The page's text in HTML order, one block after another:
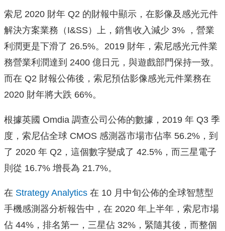
索尼 2020 財年 Q2 的財報中顯示，在影像及感光元件
解決方案業務（I&SS）上，銷售收入減少 3% ，營業
利潤更是下滑了 26.5%。2019 財年，索尼感光元件業
務營業利潤達到 2400 億日元，與遊戲部門保持一致。
而在 Q2 財報公佈後，索尼預估影像感光元件業務在
2020 財年將大跌 66%。
根據英國 Omdia 調查公司公佈的數據，2019 年 Q3 季
度，索尼佔全球 CMOS 感測器市場市佔率 56.2%，到
了 2020 年 Q2，這個數字變成了 42.5%，而三星電子
則從 16.7% 增長為 21.7%。
在 Strategy Analytics 在 10 月中旬公佈的全球智慧型
手機感測器分析報告中，在 2020 年上半年，索尼市場
佔 44%，排名第一，三星佔 32%，緊隨其後，而整個